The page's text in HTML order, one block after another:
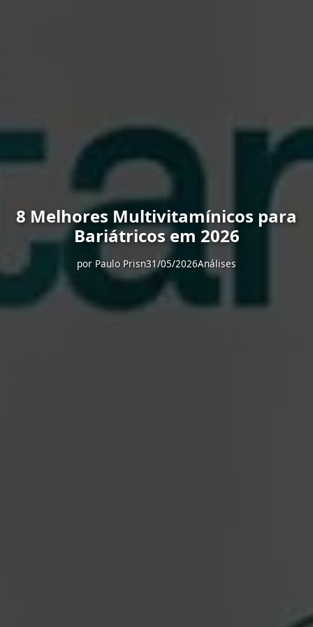
8 Melhores Multivitamínicos para
Bariátricos em 2026
por Paulo Prisn31/05/2026Análises